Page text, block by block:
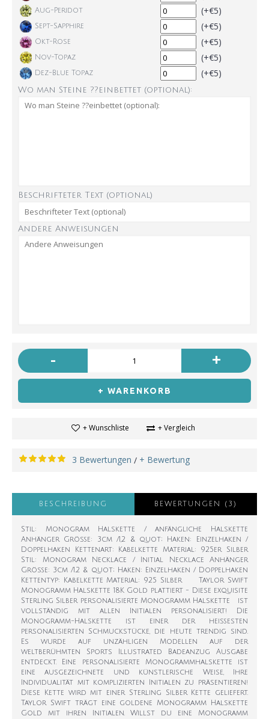
Aug-Peridot (+€5)
Sept-Sapphire (+€5)
Okt-Rose (+€5)
Nov-Topaz (+€5)
Dez-Blue Topaz (+€5)
Wo man Steine ??einbettet (optional):
Beschrifteter Text (optional)
Andere Anweisungen
- +
+ WARENKORB
+ Wunschliste + Vergleich
3 Bewertungen / + Bewertung
BESCHREIBUNG BEWERTUNGEN (3)
Stil: Monogram Halskette / anfängliche Halskette
Anhänger Größe: 3cm /1,2 & quot; Haken: Einzelhaken /
Doppelhaken Kettenart: Kabelkette Material: 925er Silber
Stil: Monogram Necklace / Initial Necklace Anhänger
Größe: 3cm /1.2 & quot; Haken: Einzelhaken / Doppelhaken
Kettentyp: Kabelkette Material: 925 Silber Taylor Swift
Monogramm Halskette 18K Gold plattiert - Diese exquisite
Sterling Silber personalisierte Monogramm Halskette ist
vollständig mit allen Initialen personalisiert! Die
Monogramm-Halskette ist einer der heißesten
personalisierten Schmuckstücke, die heute trendig sind.
Es wurde auf unzähligen Modellen auf der
weltberühmten Sports Illustrated Badeanzug Ausgabe
entdeckt. Eine personalisierte Monogrammhalskette ist
eine ausgezeichnete und künstlerische Weise, Ihre
Individualität mit komplizierten Initialen zu präsentieren!
Diese Kette wird mit einer Sterling Silber Kette geliefert.
Taylor Swift trägt eine goldene Monogramm Halskette
Gold mit ihren Initialen. Willst du eine Monogramm